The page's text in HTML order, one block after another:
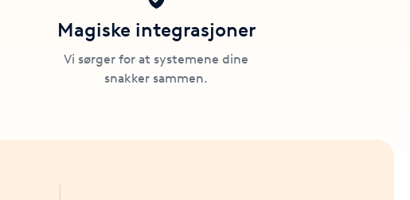
Magiske integrasjoner
Vi sørger for at systemene dine
snakker sammen.